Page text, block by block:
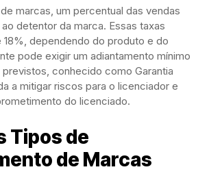
marcas, um percentual das vendas
detentor da marca. Essas taxas
18%, dependendo do produto e do
pode exigir um adiantamento mínimo
conhecido como Garantia
a mitigar riscos para o licenciador e
do licenciado.
Tipos de
de Marcas